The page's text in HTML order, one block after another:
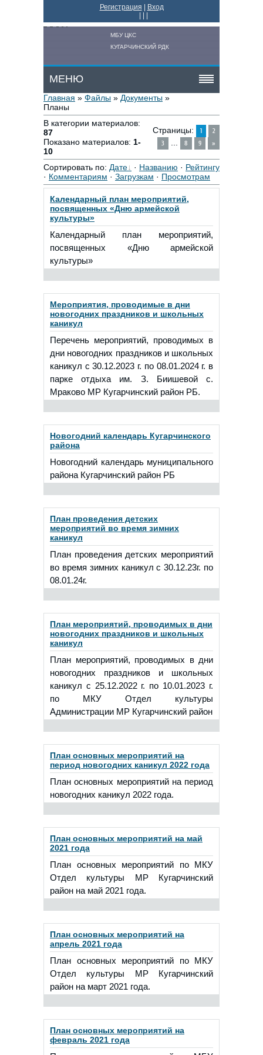
Регистрация
Вход
МБУ ЦКС
КУГАРЧИНСКИЙ РДК
МЕНЮ
Главная » Файлы » Документы »
Планы
В категории материалов:
87
Показано материалов: 1-
10
Страницы: 1
2
3
8 9 »
Сортировать по: Дате · Названию · Рейтингу
· Комментариям · Загрузкам · Просмотрам
Календарный план мероприятий,
посвященных «Дню армейской
культуры»
Календарный план мероприятий,
посвященных «Дню армейской
культуры»
Мероприятия, проводимые в дни
новогодних праздников и школьных
каникул
Перечень мероприятий, проводимых в
дни новогодних праздников и школьных
каникул с 30.12.2023 г. по 08.01.2024 г. в
парке отдыха им. З. Биишевой с.
Мраково МР Кугарчинский район РБ.
Новогодний календарь Кугарчинского
района
Новогодний календарь муниципального
района Кугарчинский район РБ
План проведения детских
мероприятий во время зимних
каникул
План проведения детских мероприятий
во время зимних каникул с 30.12.23г. по
08.01.24г.
План мероприятий, проводимых в дни
новогодних праздников и школьных
каникул
План мероприятий, проводимых в дни
новогодних праздников и школьных
каникул с 25.12.2022 г. по 10.01.2023 г.
по МКУ Отдел культуры
Администрации МР Кугарчинский район
План основных мероприятий на
период новогодних каникул 2022 года
План основных мероприятий на период
новогодних каникул 2022 года.
План основных мероприятий на май
2021 года
План основных мероприятий по МКУ
Отдел культуры МР Кугарчинский
район на май 2021 года.
План основных мероприятий на
апрель 2021 года
План основных мероприятий по МКУ
Отдел культуры МР Кугарчинский
район на март 2021 года.
План основных мероприятий на
февраль 2021 года